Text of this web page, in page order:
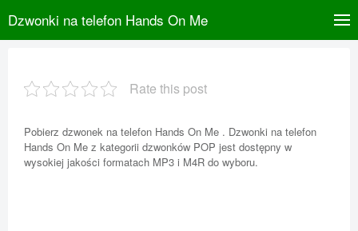
Dzwonki na telefon Hands On Me
Rate this post
Pobierz dzwonek na telefon Hands On Me . Dzwonki na telefon
Hands On Me z kategorii dzwonków POP jest dostępny w
wysokiej jakości formatach MP3 i M4R do wyboru.